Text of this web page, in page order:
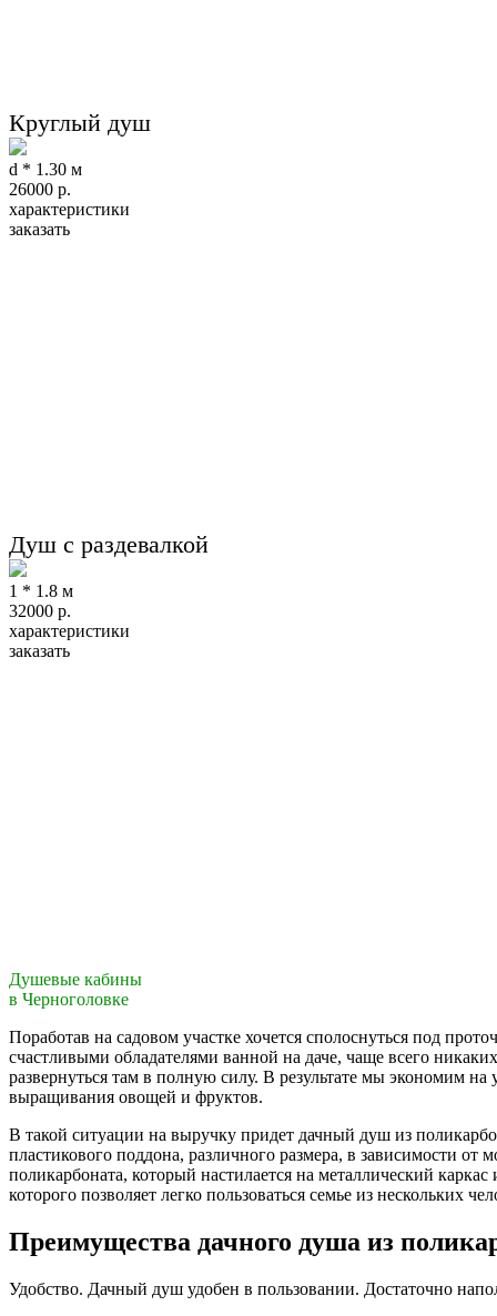
Круглый душ
d * 1.30 м
26000 р.
характеристики
заказать
Душ с раздевалкой
1 * 1.8 м
32000 р.
характеристики
заказать
Душевые кабины
в Черноголовке
Поработав на садовом участке хочется сполоснуться под
счастливыми обладателями ванной на даче, чаще всего
развернуться там в полную силу. В результате мы экономим
выращивания овощей и фруктов.
В такой ситуации на выручку придет дачный душ из
пластикового поддона, различного размера, в зависимости от
поликарбоната, который настилается на металлический
которого позволяет легко пользоваться семье из нескольких
Преимущества дачного душа из
Удобство. Дачный душ удобен в пользовании. Достаточно